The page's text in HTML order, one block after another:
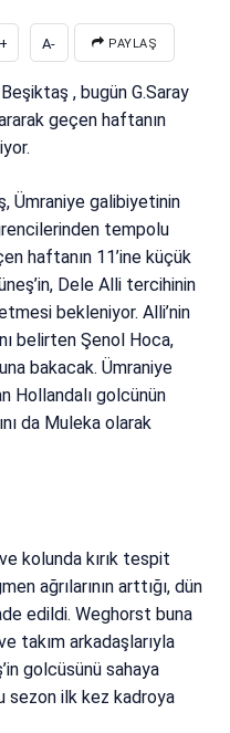
A- PAYLAŞ
, bugün G.Saray
geçen haftanın
Ümraniye galibiyetinin
tempolu
haftanın 11’ine küçük
Dele Alli tercihinin
bekleniyor. Alli’nin
belirten Şenol Hoca,
bakacak. Ümraniye
Hollandalı golcünün
da Muleka olarak
kolunda kırık tespit
ağrılarının arttığı, dün
edildi. Weghorst buna
takım arkadaşlarıyla
golcüsünü sahaya
sezon ilk kez kadroya